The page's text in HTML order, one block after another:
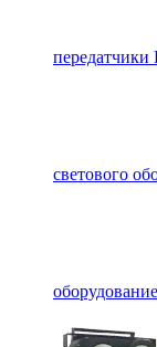
светового
оборудование